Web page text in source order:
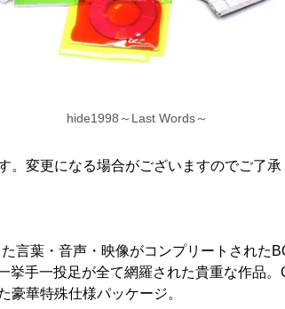
hide1998～Last Words～
。変更になる場合がございますのでご了承
言葉・音声・映像がコンプリートされた
挙手一投足が全て網羅された貴重な作品
豪華特殊仕様パッケージ。